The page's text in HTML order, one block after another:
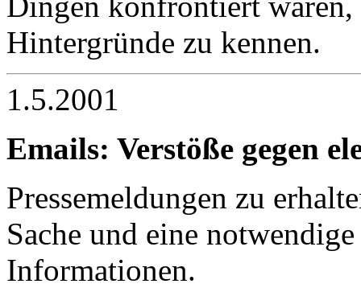
Hintergründe zu kennen.
1.5.2001
Emails: Verstöße gegen
Pressemeldungen zu
Sache und eine
Informationen.